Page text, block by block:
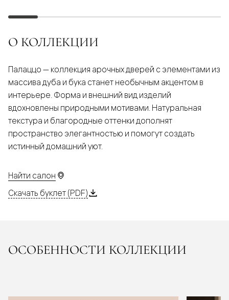
О КОЛЛЕКЦИИ
Палаццо — коллекция арочных дверей с элементами из
массива дуба и бука станет необычным акцентом в
интерьере. Форма и внешний вид изделий
вдохновлены природными мотивами. Натуральная
текстура и благородные оттенки дополнят
пространство элегантностью и помогут создать
истинный домашний уют.
Найти салон
Скачать буклет (PDF)
ОСОБЕННОСТИ КОЛЛЕКЦИИ